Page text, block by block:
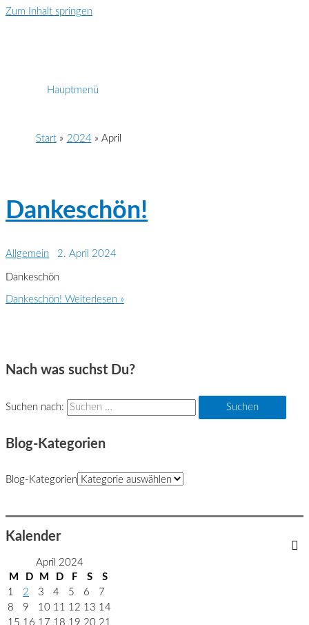
Zum Inhalt springen
Hauptmenü
Start 2024 April
Dankeschön!
Allgemein 2. April 2024
Dankeschön
Dankeschön! Weiterlesen »
Nach was suchst Du?
Suchen nach:
Blog-Kategorien
Blog-Kategorien
Kalender
April 2024
M
D M D F S
S
1
2 3 4 5 6
7
8
9 10 11 12 13 14
15 16 17 18 19 20 21